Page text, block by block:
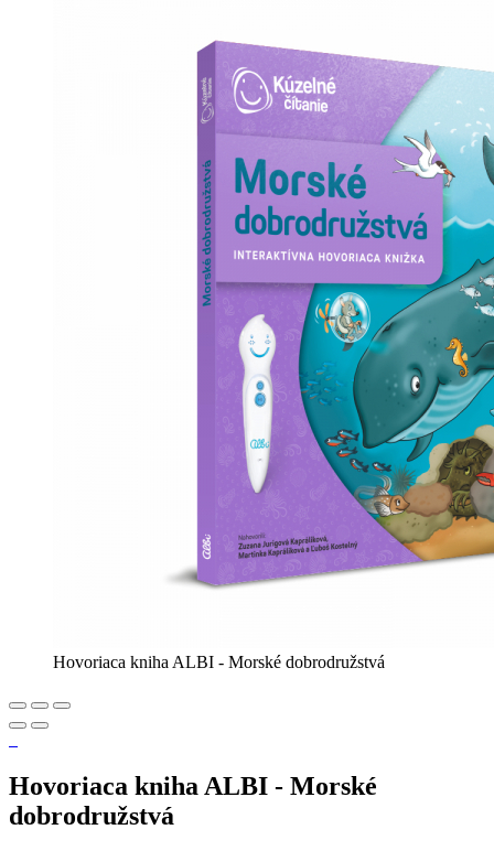
Hovoriaca kniha ALBI - Morské dobrodružstvá
Hovoriaca kniha ALBI - Morské
dobrodružstvá